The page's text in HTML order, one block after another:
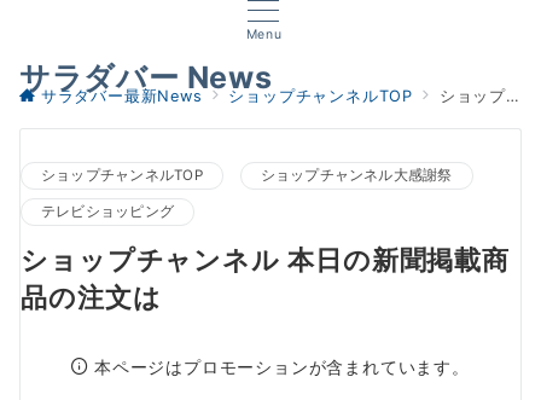
Menu
サラダバー News
サラダバー最新News ショップチャンネルTOP ショップチャンネル 本日の新聞掲載商品の注文は
ショップチャンネルTOP ショップチャンネル大感謝祭
テレビショッピング
ショップチャンネル 本日の新聞掲載商
品の注文は
本ページはプロモーションが含まれています。